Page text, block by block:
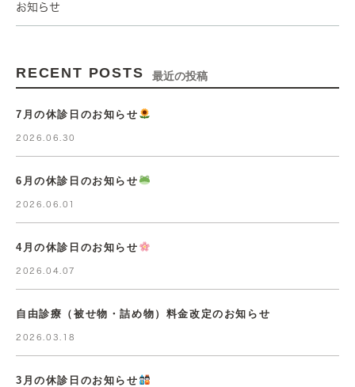
お知らせ
RECENT POSTS 最近の投稿
7月の休診日のお知らせ
2026.06.30
6月の休診日のお知らせ
2026.06.01
4月の休診日のお知らせ
2026.04.07
自由診療（被せ物・詰め物）料金改定のお知らせ
2026.03.18
3月の休診日のお知らせ